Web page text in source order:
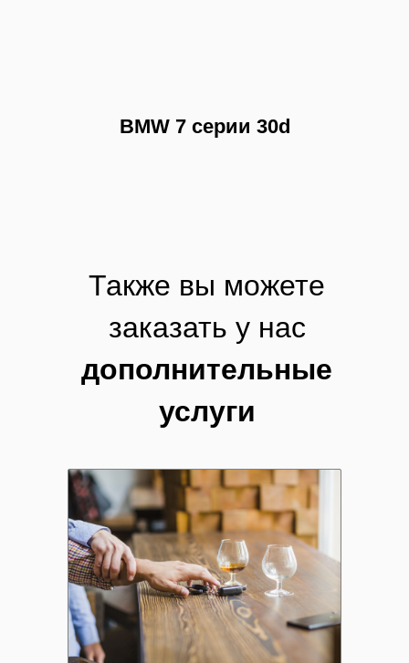
BMW 7 серии 30d
Также вы можете
заказать у нас
дополнительные
услуги